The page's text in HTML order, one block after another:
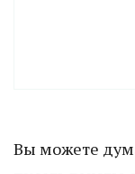
Вы можете